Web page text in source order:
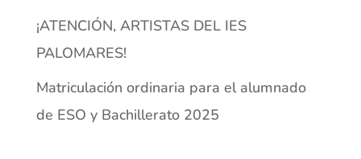
¡ATENCIÓN, ARTISTAS DEL IES
PALOMARES!
Matriculación ordinaria para el alumnado
de ESO y Bachillerato 2025